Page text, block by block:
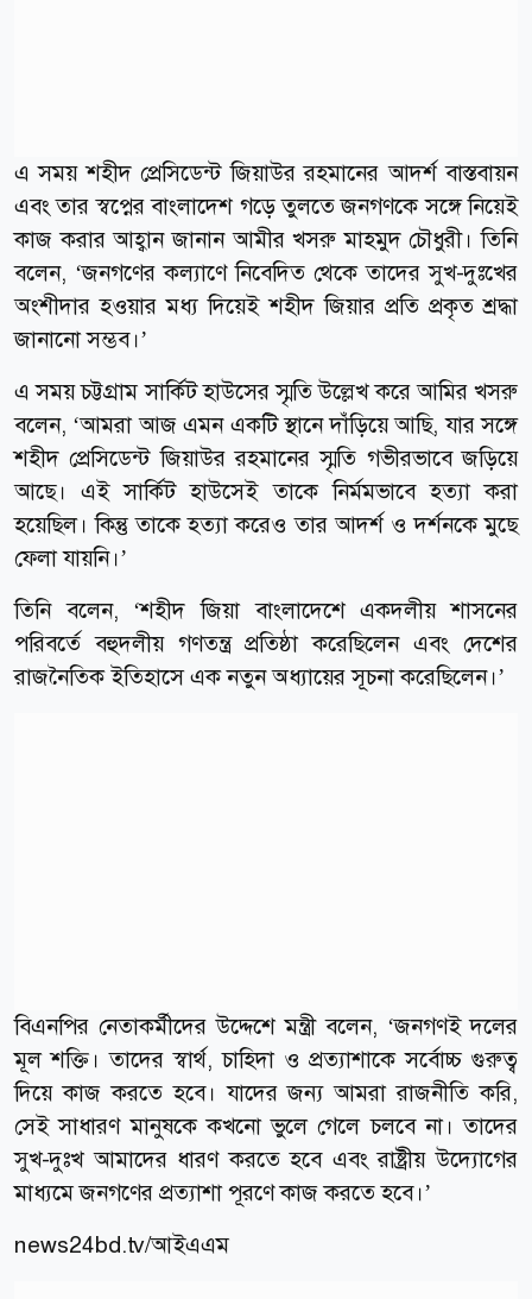
এ সময় শহীদ প্রেসিডেন্ট জিয়াউর রহমানের আদর্শ বাস্তবায়ন
এবং তার স্বপ্নের বাংলাদেশ গড়ে তুলতে জনগণকে সঙ্গে নিয়েই
কাজ করার আহ্বান জানান আমীর খসরু মাহমুদ চৌধুরী। তিনি
বলেন, ‘জনগণের কল্যাণে নিবেদিত থেকে তাদের সুখ-দুঃখের
অংশীদার হওয়ার মধ্য দিয়েই শহীদ জিয়ার প্রতি প্রকৃত শ্রদ্ধা
জানানো সম্ভব।’
এ সময় চট্টগ্রাম সার্কিট হাউসের স্মৃতি উল্লেখ করে আমির খসরু
বলেন, ‘আমরা আজ এমন একটি স্থানে দাঁড়িয়ে আছি, যার সঙ্গে
শহীদ প্রেসিডেন্ট জিয়াউর রহমানের স্মৃতি গভীরভাবে জড়িয়ে
আছে। এই সার্কিট হাউসেই তাকে নির্মমভাবে হত্যা করা
হয়েছিল। কিন্তু তাকে হত্যা করেও তার আদর্শ ও দর্শনকে মুছে
ফেলা যায়নি।’
তিনি বলেন, ‘শহীদ জিয়া বাংলাদেশে একদলীয় শাসনের
পরিবর্তে বহুদলীয় গণতন্ত্র প্রতিষ্ঠা করেছিলেন এবং দেশের
রাজনৈতিক ইতিহাসে এক নতুন অধ্যায়ের সূচনা করেছিলেন।’
বিএনপির নেতাকর্মীদের উদ্দেশে মন্ত্রী বলেন, ‘জনগণই দলের
মূল শক্তি। তাদের স্বার্থ, চাহিদা ও প্রত্যাশাকে সর্বোচ্চ গুরুত্ব
দিয়ে কাজ করতে হবে। যাদের জন্য আমরা রাজনীতি করি,
সেই সাধারণ মানুষকে কখনো ভুলে গেলে চলবে না। তাদের
সুখ-দুঃখ আমাদের ধারণ করতে হবে এবং রাষ্ট্রীয় উদ্যোগের
মাধ্যমে জনগণের প্রত্যাশা পূরণে কাজ করতে হবে।’
news24bd.tv/আইএএম